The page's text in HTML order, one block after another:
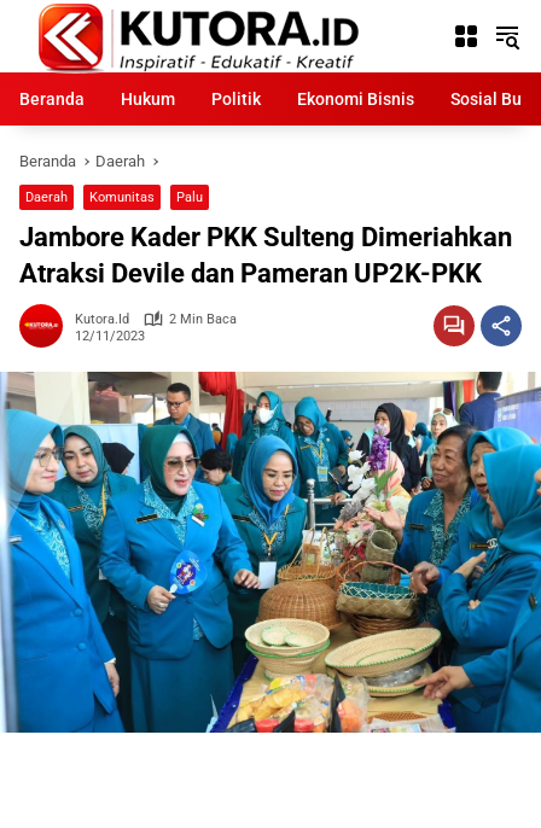
Langsung
konten
Beranda
Hukum Politik Ekonomi Bisnis Sosial
Beranda Daerah
Daerah Komunitas Palu
Jambore Kader PKK Sulteng Dimeriahkan
Atraksi Devile dan Pameran UP2K-PKK
Kutora.id
2 Min Baca
12/11/2023